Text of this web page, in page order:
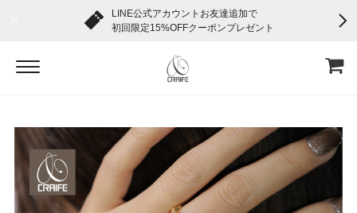
LINE公式アカウントお友達追加で
初回限定15%OFFクーポンプレゼント